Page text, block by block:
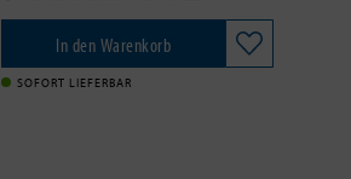
ihr Freund Jensen, der sonst nur
Football im Kopf hat, auf einmal ihr
Podcast-Konzept!
heimzuzahlen. Mit ihren
Freundinnen und Freunden
schmiedet sie den perfekten
Racheplan: Sie wird ihn aus dem
Footballteam kicken! Doch dafür
Ob Finleys Plan gelingt?
Hinreißend undromantisch: Die
perfekteEnemies-to-Lovers-
In den Warenkorb
SOFORT LIEFERBAR